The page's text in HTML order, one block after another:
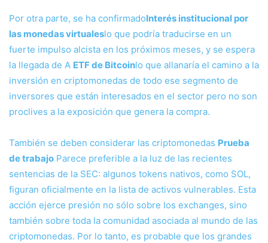
Por otra parte, se ha confirmadoInterés institucional por
las monedas virtualeslo que podría traducirse en un
fuerte impulso alcista en los próximos meses, y se espera
la llegada de A ETF de Bitcoinlo que allanaría el camino a la
inversión en criptomonedas de todo ese segmento de
inversores que están interesados ​​en el sector pero no son
proclives a la exposición que genera la compra.
También se deben considerar las criptomonedas Prueba
de trabajo Parece preferible a la luz de las recientes
sentencias de la SEC: algunos tokens nativos, como SOL,
figuran oficialmente en la lista de activos vulnerables. Esta
acción ejerce presión no sólo sobre los exchanges, sino
también sobre toda la comunidad asociada al mundo de las
criptomonedas. Por lo tanto, es probable que los grandes